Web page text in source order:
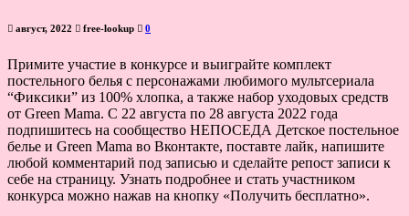
август, 2022 free-lookup 0
Примите участие в конкурсе и выиграйте комплект
постельного белья с персонажами любимого мультсериала
“Фиксики” из 100% хлопка, а также набор уходовых средств
от Green Mama. С 22 августа по 28 августа 2022 года
подпишитесь на сообщество НЕПОСЕДА Детское постельное
белье и Green Mama во Вконтакте, поставте лайк, напишите
любой комментарий под записью и сделайте репост записи к
себе на страницу. Узнать подробнее и стать участником
конкурса можно нажав на кнопку «Получить бесплатно».